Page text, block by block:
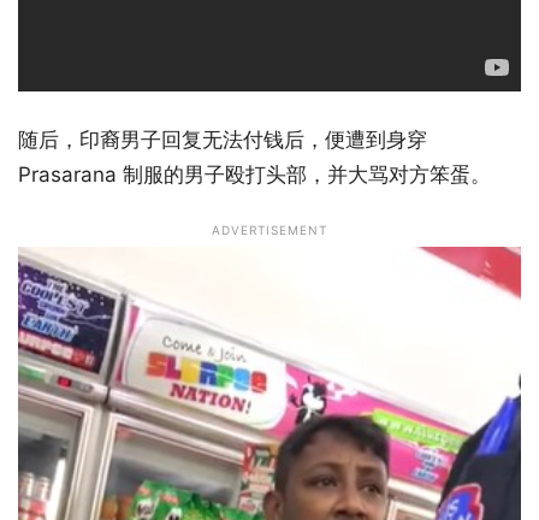
随后，印裔男子回复无法付钱后，便遭到身穿
Prasarana 制服的男子殴打头部，并大骂对方笨蛋。
ADVERTISEMENT